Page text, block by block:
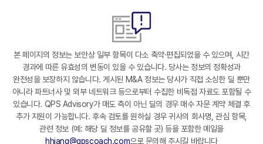
본 페이지의 정보는 보안상 일부 항목이 다소 축약·편집되었을 수 있으며, 시간
경과에 따른 유효성의 변동이 있을 수 있습니다. 당사는 정보의 정확성과
완전성을 보장하지 않습니다. 게시된 M&A 정보는 당사가 직접 소싱한 딜 뿐만
아니라 파트너사 및 외부 네트워크 등으로부터 수집한 비독점 자료도 포함될 수
있습니다. QPS Advisory가 매도 측이 아닌 딜의 경우 매수 자문 계약 체결 후
추가 지원이 가능합니다. 후속 검토를 원하실 경우 귀사의 회사명, 관심 항목,
관련 정보 (예: 해당 딜 정보를 공유할 곳) 등을 포함한 메일을
hhjang@qpscoach.com으로 문의해 주시길 바랍니다